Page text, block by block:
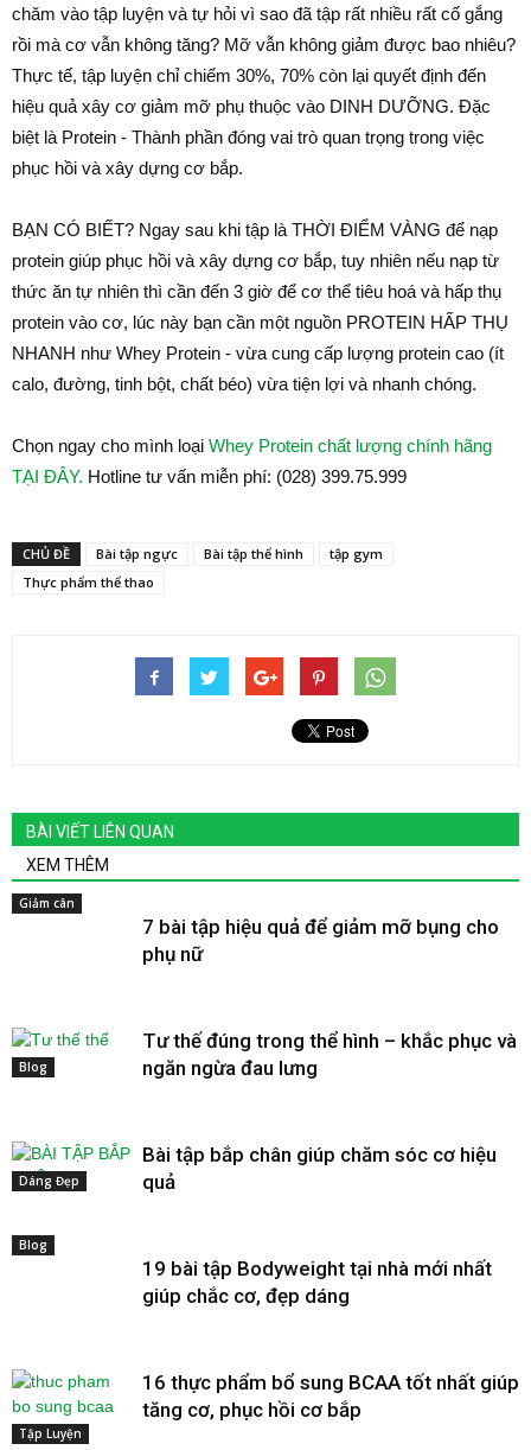
chăm vào tập luyện và tự hỏi vì sao đã tập rất nhiều rất cố gắng
rồi mà cơ vẫn không tăng? Mỡ vẫn không giảm được bao nhiêu?
Thực tế, tập luyện chỉ chiếm 30%, 70% còn lại quyết định đến
hiệu quả xây cơ giảm mỡ phụ thuộc vào DINH DƯỠNG. Đặc
biệt là Protein - Thành phần đóng vai trò quan trọng trong việc
phục hồi và xây dựng cơ bắp.
BẠN CÓ BIẾT? Ngay sau khi tập là THỜI ĐIỂM VÀNG để nạp
protein giúp phục hồi và xây dựng cơ bắp, tuy nhiên nếu nạp từ
thức ăn tự nhiên thì cần đến 3 giờ để cơ thể tiêu hoá và hấp thụ
protein vào cơ, lúc này bạn cần một nguồn PROTEIN HẤP THỤ
NHANH như Whey Protein - vừa cung cấp lượng protein cao (ít
calo, đường, tinh bột, chất béo) vừa tiện lợi và nhanh chóng.
Chọn ngay cho mình loại Whey Protein chất lượng chính hãng
TẠI ĐÂY. Hotline tư vấn miễn phí: (028) 399.75.999
CHỦ ĐỀ Bài tập ngực Bài tập thể hình
tập gym
Thực phẩm thể thao
BÀI VIẾT LIÊN QUAN
XEM THÊM
Giảm cân
7 bài tập hiệu quả để giảm mỡ bụng cho
phụ nữ
Blog
Tư thế đúng trong thể hình – khắc phục và
ngăn ngừa đau lưng
Dáng Đẹp
Bài tập bắp chân giúp chăm sóc cơ hiệu
quả
Blog
19 bài tập Bodyweight tại nhà mới nhất
giúp chắc cơ, đẹp dáng
Tập Luyện
16 thực phẩm bổ sung BCAA tốt nhất giúp
tăng cơ, phục hồi cơ bắp